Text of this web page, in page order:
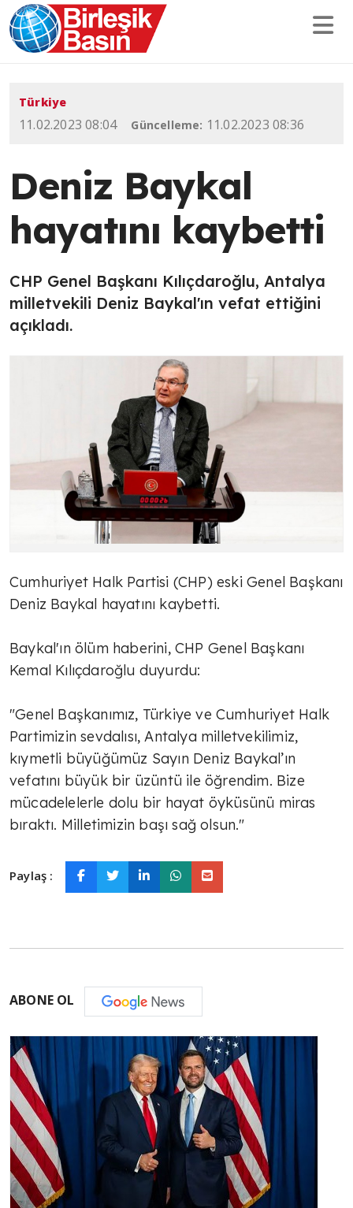
Türkiye
11.02.2023 08:04 Güncelleme: 11.02.2023 08:36
Deniz Baykal
hayatını kaybetti
CHP Genel Başkanı Kılıçdaroğlu, Antalya
milletvekili Deniz Baykal'ın vefat ettiğini
açıkladı.
Cumhuriyet Halk Partisi (CHP) eski Genel Başkanı
Deniz Baykal hayatını kaybetti.
Baykal'ın ölüm haberini, CHP Genel Başkanı
Kemal Kılıçdaroğlu duyurdu:
"Genel Başkanımız, Türkiye ve Cumhuriyet Halk
Partimizin sevdalısı, Antalya milletvekilimiz,
kıymetli büyüğümüz Sayın Deniz Baykal’ın
vefatını büyük bir üzüntü ile öğrendim. Bize
mücadelelerle dolu bir hayat öyküsünü miras
bıraktı. Milletimizin başı sağ olsun."
Paylaş :
ABONE OL